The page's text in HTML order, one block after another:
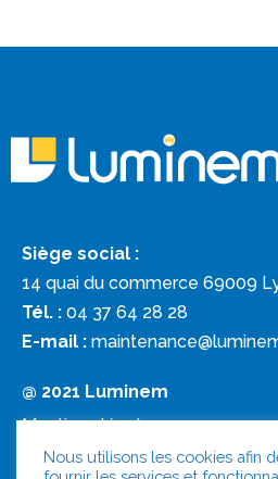
Siège social :
14 quai du commerce 69009
Tél. : 04 37 64 28 28
E-mail :
@ 2021 Luminem
Mentions légales
Nous utilisons les cookies afin